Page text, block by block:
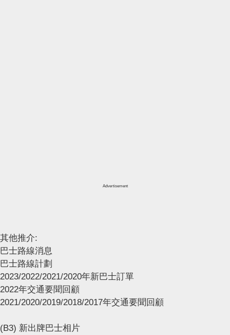
Advertisement
其他推介:
巴士路線消息
巴士路線計劃
2023/2022/2021/2020年新巴士訂單
2022年交通要聞回顧
2021/2020/2019/2018/2017年交通要聞回顧
(B3) 新出牌巴士相片